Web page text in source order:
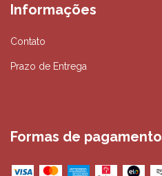
Informações
Contato
Prazo de Entrega
Formas de pagamento